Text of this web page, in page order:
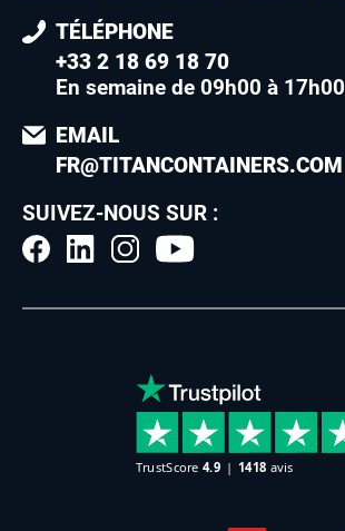
TÉLÉPHONE
+33 2 18 69 18 70
En semaine de 09h00 à 17h00
EMAIL
FR@TITANCONTAINERS.COM
SUIVEZ-NOUS SUR :